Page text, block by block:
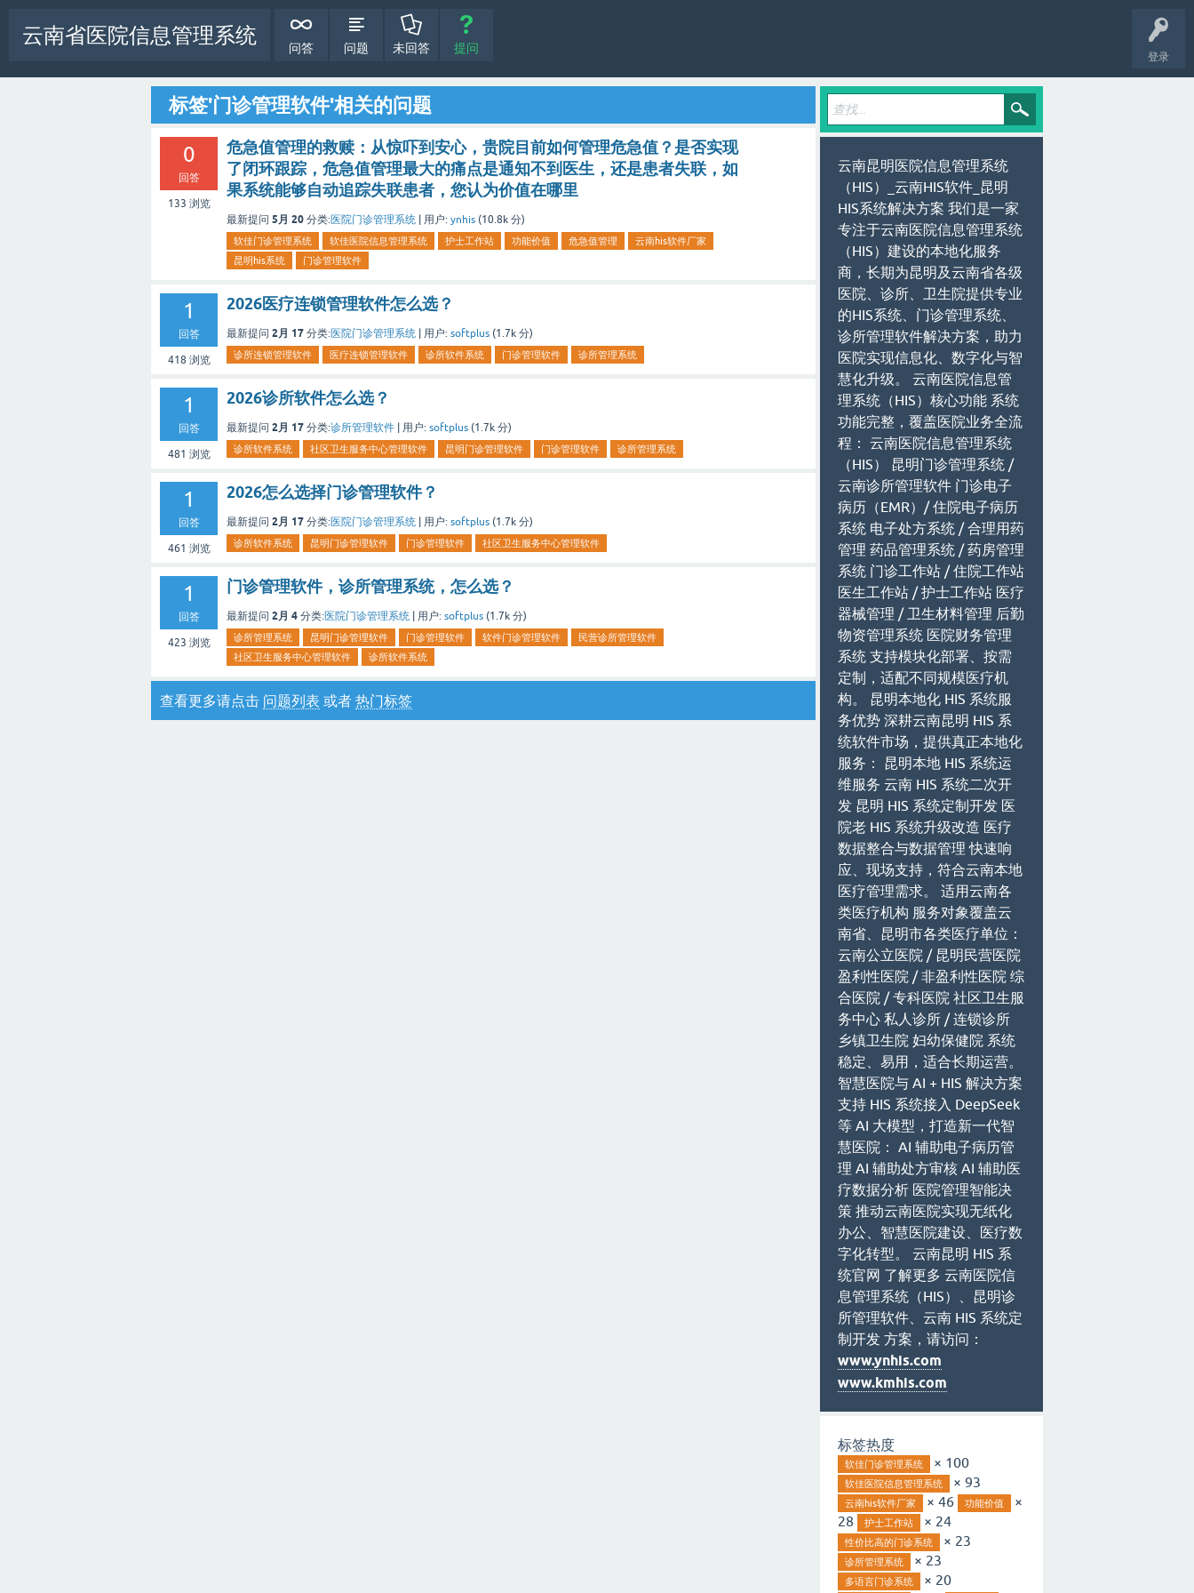
登录
云南省医院信息管理系统
问答 问题 未回答 提问
标签'门诊管理软件'相关的问题
0
回答
133 浏览
危急值管理的救赎：从惊吓到安心，贵院目前如何管理危急值？是否实现
了闭环跟踪，危急值管理最大的痛点是通知不到医生，还是患者失联，如
果系统能够自动追踪失联患者，您认为价值在哪里
最新提问 5月 20 分类:医院门诊管理系统 用户: ynhis (10.8k 分)
软佳门诊管理系统 软佳医院信息管理系统 护士工作站 功能价值 危急值管理
云南his软件厂家
昆明his系统
门诊管理软件
1
回答
418 浏览
2026医疗连锁管理软件怎么选？
最新提问 2月 17 分类:医院门诊管理系统 用户: softplus (1.7k 分)
诊所连锁管理软件 医疗连锁管理软件 诊所软件系统 门诊管理软件 诊所管理系统
1
回答
481 浏览
2026诊所软件怎么选？
最新提问 2月 17 分类:诊所管理软件 用户: softplus (1.7k 分)
诊所软件系统 社区卫生服务中心管理软件 昆明门诊管理软件 门诊管理软件 诊所管理系统
1
回答
461 浏览
2026怎么选择门诊管理软件？
最新提问 2月 17 分类:医院门诊管理系统 | 用户: softplus (1.7k 分)
诊所软件系统 昆明门诊管理软件 门诊管理软件 社区卫生服务中心管理软件
1
回答
423 浏览
门诊管理软件，诊所管理系统，怎么选？
最新提问 2月 4 分类:医院门诊管理系统 | 用户: softplus (1.7k 分)
诊所管理系统 昆明门诊管理软件 门诊管理软件 软件门诊管理软件
民营诊所管理软件
社区卫生服务中心管理软件
诊所软件系统
查看更多请点击 问题列表 或者 热门标签
云南昆明医院信息管理系统
（HIS）_云南HIS软件_昆明
HIS系统解决方案 我们是一家
专注于云南医院信息管理系统
（HIS）建设的本地化服务
商，长期为昆明及云南省各级
医院、诊所、卫生院提供专业
的HIS系统、门诊管理系统、
诊所管理软件解决方案，助力
医院实现信息化、数字化与智
慧化升级。 云南医院信息管
理系统（HIS）核心功能 系统
功能完整，覆盖医院业务全流
程： 云南医院信息管理系统
（HIS） 昆明门诊管理系统 /
云南诊所管理软件 门诊电子
病历（EMR）/ 住院电子病历
系统 电子处方系统 / 合理用药
管理 药品管理系统 / 药房管理
系统 门诊工作站 / 住院工作站
医生工作站 / 护士工作站 医疗
器械管理 / 卫生材料管理 后勤
物资管理系统 医院财务管理
系统 支持模块化部署、按需
定制，适配不同规模医疗机
构。 昆明本地化 HIS 系统服
务优势 深耕云南昆明 HIS 系
统软件市场，提供真正本地化
服务： 昆明本地 HIS 系统运
维服务 云南 HIS 系统二次开
发 昆明 HIS 系统定制开发 医
院老 HIS 系统升级改造 医疗
数据整合与数据管理 快速响
应、现场支持，符合云南本地
医疗管理需求。 适用云南各
类医疗机构 服务对象覆盖云
南省、昆明市各类医疗单位：
云南公立医院 / 昆明民营医院
盈利性医院 / 非盈利性医院 综
合医院 / 专科医院 社区卫生服
务中心 私人诊所 / 连锁诊所
乡镇卫生院 妇幼保健院 系统
稳定、易用，适合长期运营。
智慧医院与 AI + HIS 解决方案
支持 HIS 系统接入 DeepSeek
等 AI 大模型，打造新一代智
慧医院： AI 辅助电子病历管
理 AI 辅助处方审核 AI 辅助医
疗数据分析 医院管理智能决
策 推动云南医院实现无纸化
办公、智慧医院建设、医疗数
字化转型。 云南昆明 HIS 系
统官网 了解更多 云南医院信
息管理系统（HIS）、昆明诊
所管理软件、云南 HIS 系统定
制开发 方案，请访问：
www.ynhis.com
www.kmhis.com
标签热度
软佳门诊管理系统 × 100
软佳医院信息管理系统 × 93
云南his软件厂家 × 46 功能价值
×
28
护士工作站 × 24
性价比高的门诊系统 × 23
诊所管理系统 × 23
多语言门诊系统
× 20